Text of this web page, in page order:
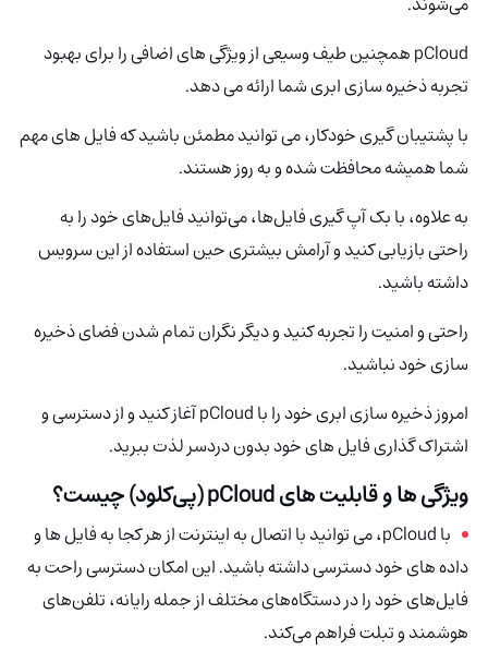
pCloudهمچنین طیف وسیعی از ویژگی های اضافی را برای بهبود
تجربه ذخیره سازی ابری شما ارائه می دهد.
با پشتیبان گیری خودکار، می توانید مطمئن باشید که فایل های مهم
شما همیشه محافظت شده و به روز هستند.
به علاوه، با بک آپ گیری فایل‌ها، می‌توانید فایل‌های خود را به
راحتی بازیابی کنید و آرامش بیشتری حین استفاده از این سرویس
داشته باشید.
راحتی و امنیت را تجربه کنید و دیگر نگران تمام شدن فضای ذخیره
سازی خود نباشید.
امروز ذخیره سازی ابری خود را با pCloud آغاز کنید و از دسترسی و
اشتراک گذاری فایل های خود بدون دردسر لذت ببرید.
ویژگی ها و قابلیت های pCloud (پی‌کلود) چیست؟
با pCloud، می توانید با اتصال به اینترنت از هر کجا به فایل ها و
داده های خود دسترسی داشته باشید. این امکان دسترسی راحت به
فایل‌های خود را در دستگاه‌های مختلف از جمله رایانه، تلفن‌های
هوشمند و تبلت فراهم می‌کند.